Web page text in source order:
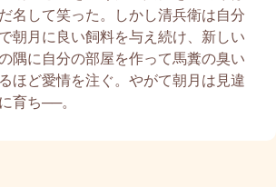
名して笑った。しかし清兵衛は自分
朝月に良い飼料を与え続け、新しい
隅に自分の部屋を作って馬糞の臭い
ほど愛情を注ぐ。やがて朝月は見違
育ち──。